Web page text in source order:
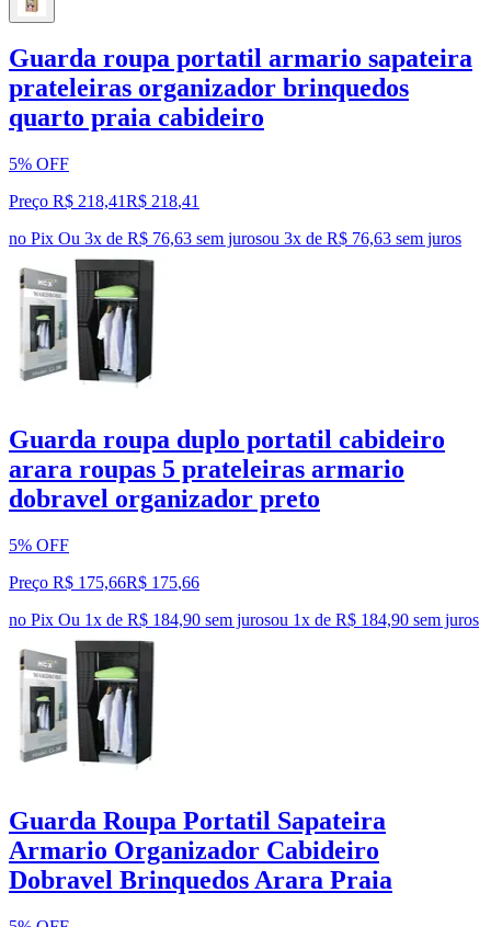
Guarda roupa portatil armario sapateira
prateleiras organizador brinquedos
quarto praia cabideiro
5% OFF
Preço R$ 218,41R$ 218,41
no Pix Ou 3x de R$ 76,63 sem jurosou 3x de R$ 76,63 sem juros
Guarda roupa duplo portatil cabideiro
arara roupas 5 prateleiras armario
dobravel organizador preto
5% OFF
Preço R$ 175,66R$ 175,66
no Pix Ou 1x de R$ 184,90 sem jurosou 1x de R$ 184,90 sem juros
Guarda Roupa Portatil Sapateira
Armario Organizador Cabideiro
Dobravel Brinquedos Arara Praia